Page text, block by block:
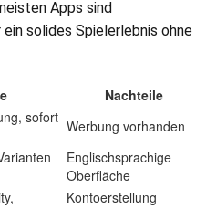
Apps sind
solides Spielerlebnis ohne
Nachteile
sofort Werbung vorhanden
Englischsprachige
Oberfläche
Kontoerstellung